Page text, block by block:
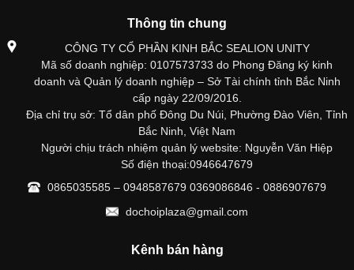
Thông tin chung
CÔNG TY CỔ PHẦN KINH BẮC SEALION UNITY
Mã số doanh nghiệp: 0107573733 do Phong Đăng ký kinh
doanh và Quản lý doanh nghiệp – Sở Tài chính tỉnh Bắc Ninh
cấp ngày 22/09/2016.
Địa chỉ trụ sở: Tổ dân phố Đông Du Núi, Phường Đào Viên, Tỉnh
Bắc Ninh, Việt Nam
Người chịu trách nhiệm quản lý website: Nguyễn Văn Hiệp
Số điện thoại:0946647679
0865035585 – 0948587679 0369086846 - 0886907679
dochoiplaza@gmail.com
Kênh bán hàng